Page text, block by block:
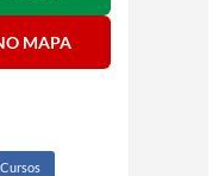
MAPA
Cursos